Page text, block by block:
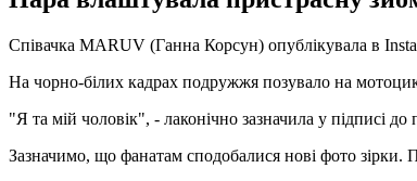
Співачка MARUV (Ганна Корсун) опублікувала в
На чорно-білих кадрах подружжя позувало на
"Я та мій чоловік", - лаконічно зазначила у підписі до
Зазначимо, що фанатам сподобалися нові фото зірки.